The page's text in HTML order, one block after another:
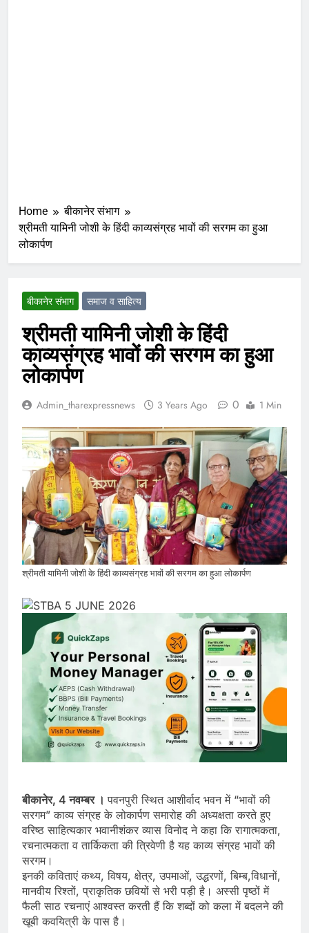
Home
बीकानेर संभाग
श्रीमती यामिनी जोशी के हिंदी काव्यसंग्रह भावों की सरगम का हुआ
लोकार्पण
बीकानेर संभाग समाज व साहित्य
श्रीमती यामिनी जोशी के हिंदी
काव्यसंग्रह भावों की सरगम का हुआ
लोकार्पण
Admin_tharexpressnews 3 Years Ago 0 1 Min
श्रीमती यामिनी जोशी के हिंदी काव्यसंग्रह भावों की सरगम का हुआ लोकार्पण
बीकानेर, 4 नवम्बर ।पवनपुरी स्थित आशीर्वाद भवन में “भावों की
सरगम” काव्य संग्रह के लोकार्पण समारोह की अध्यक्षता करते हुए
वरिष्ठ साहित्यकार भवानीशंकर व्यास विनोद ने कहा कि रागात्मकता,
रचनात्मकता व तार्किकता की त्रिवेणी है यह काव्य संग्रह भावों की
सरगम।
इनकी कविताएं कथ्य, विषय, क्षेत्र, उपमाओं, उद्धरणों, बिम्ब,विधानों,
मानवीय रिश्तों, प्राकृतिक छवियों से भरी पड़ी है। अस्सी पृष्ठों में
फैली साठ रचनाएं आश्वस्त करती हैं कि शब्दों को कला में बदलने की
खूबी कवयित्री के पास है।